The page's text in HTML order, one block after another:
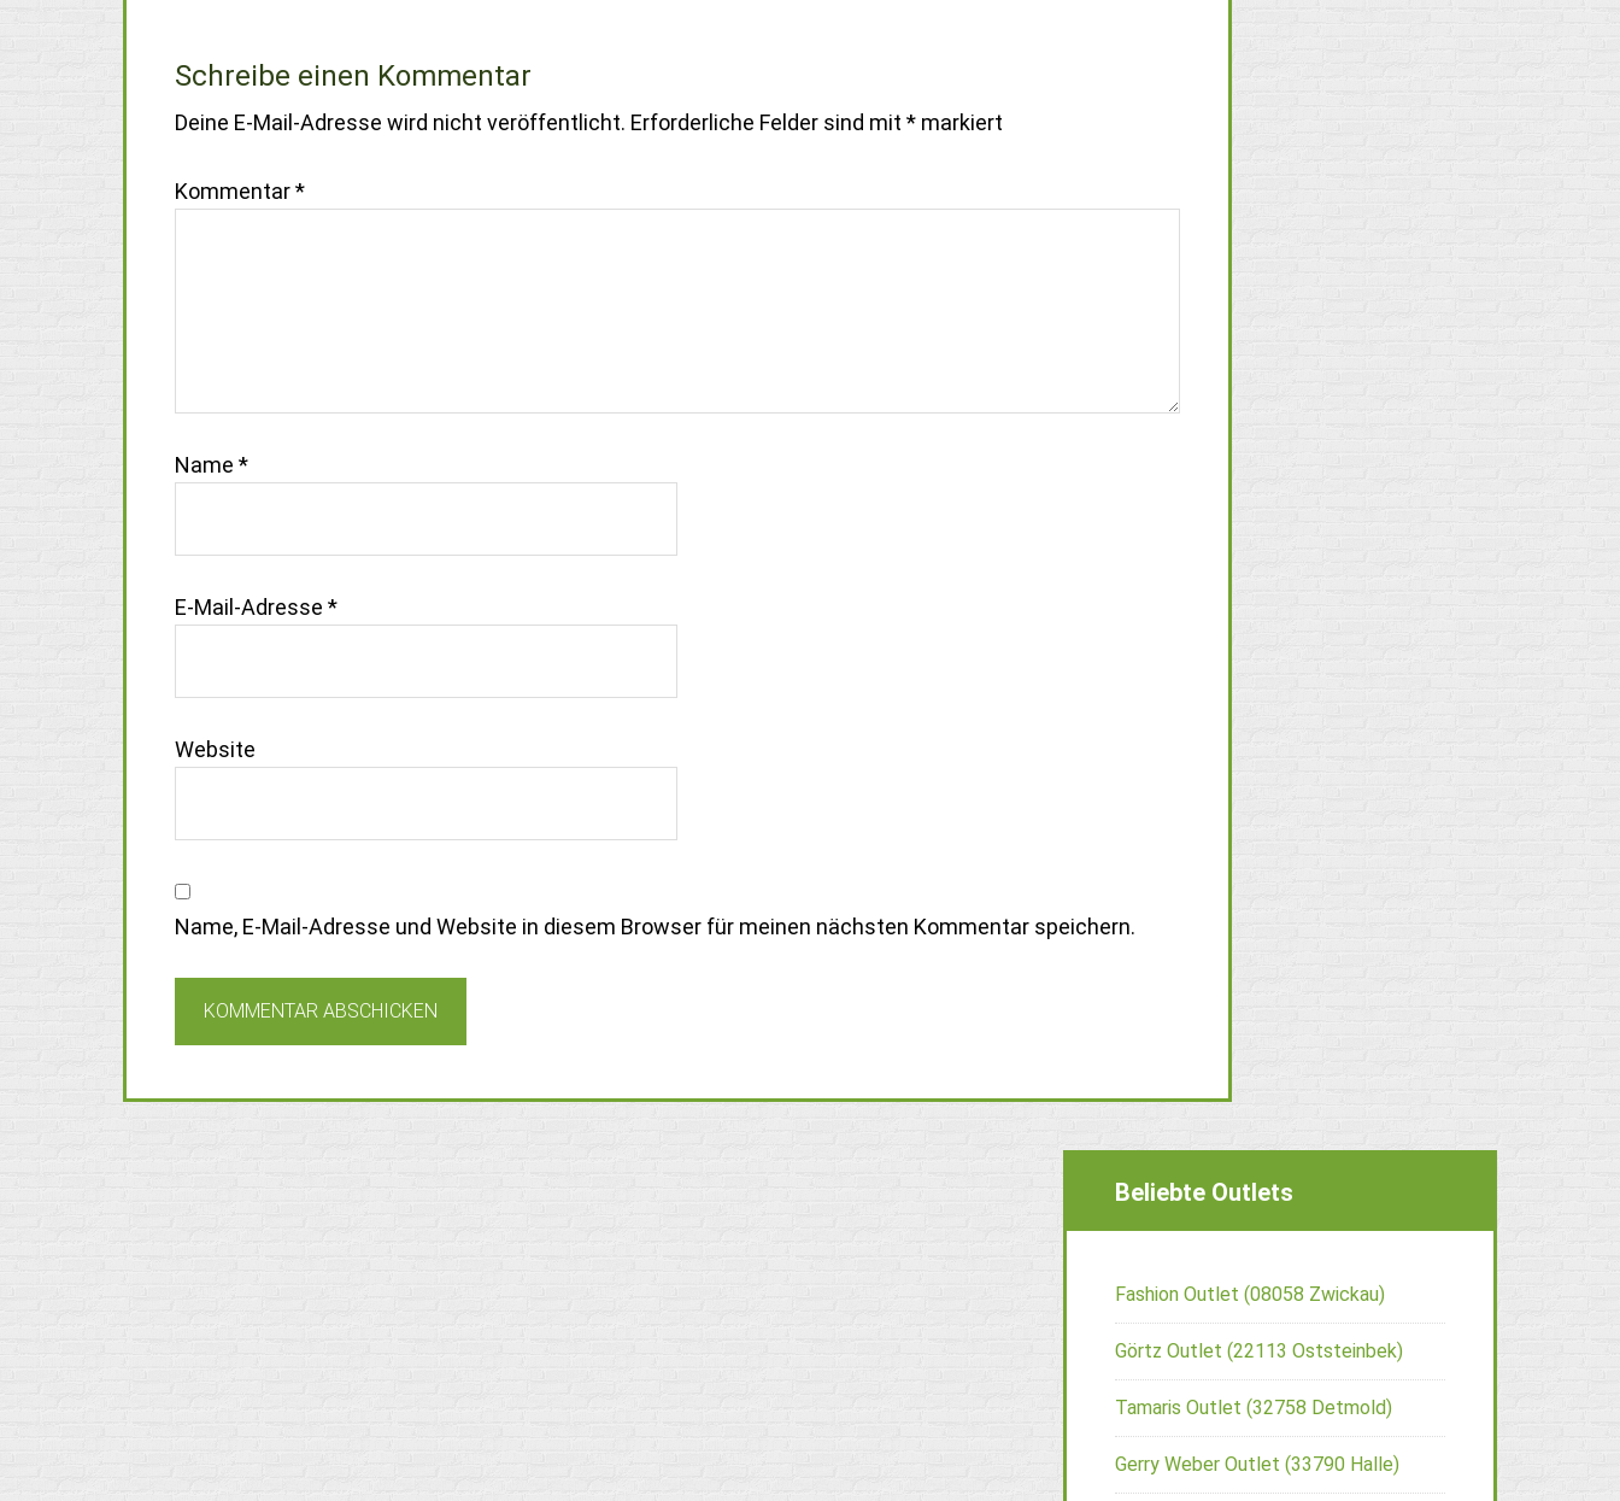
Schreibe einen Kommentar
Deine E-Mail-Adresse wird nicht veröffentlicht. Erforderliche Felder sind mit * markiert
Kommentar*
Name *
E-Mail-Adresse *
Website
Name, E-Mail-Adresse und Website in diesem Browser für meinen nächsten Kommentar speichern.
Beliebte Outlets
Fashion Outlet (08058 Zwickau)
Görtz Outlet (22113 Oststeinbek)
Tamaris Outlet (32758 Detmold)
Gerry Weber Outlet (33790 Halle)